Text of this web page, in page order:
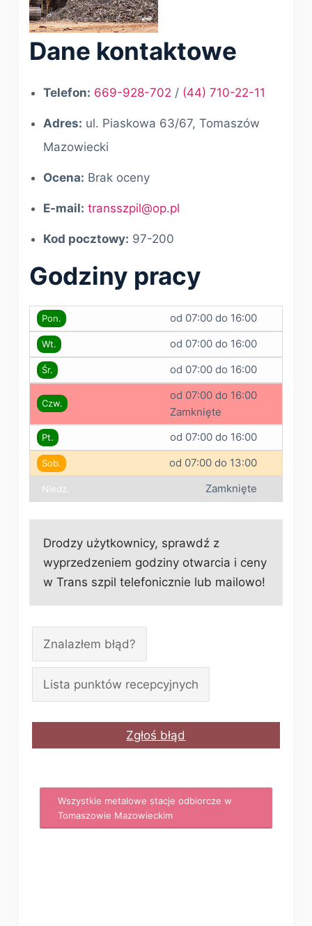
Dane kontaktowe
Telefon: 669-928-702 / (44) 710-22-11
Adres: ul. Piaskowa 63/67, Tomaszów
Mazowiecki
Ocena: Brak oceny
E-mail: transszpil@op.pl
Kod pocztowy: 97-200
Godziny pracy
Pon. od 07:00 do 16:00
Wt. od 07:00 do 16:00
Śr. od 07:00 do 16:00
Czw.
od 07:00 do 16:00
Zamknięte
Pt. od 07:00 do 16:00
Sob. od 07:00 do 13:00
Niedz. Zamknięte
Drodzy użytkownicy, sprawdź z
wyprzedzeniem godziny otwarcia i ceny
w Trans szpil telefonicznie lub mailowo!
Znalazłem błąd?
Lista punktów recepcyjnych
Zgłoś błąd
Wszystkie metalowe stacje odbiorcze w
Tomaszowie Mazowieckim